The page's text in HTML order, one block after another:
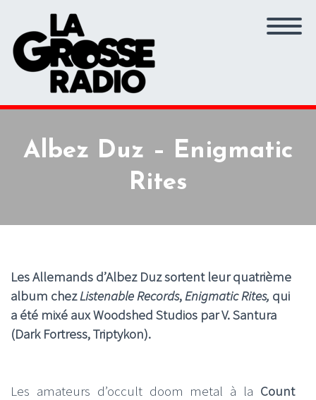
Albez Duz – Enigmatic
Rites
Les Allemands d’Albez Duz sortent leur quatrième
album chezListenable Records,Enigmatic Rites, qui
a été mixé aux Woodshed Studios par V. Santura
(Dark Fortress, Triptykon).
Les amateurs d’occult doom metal à la Count